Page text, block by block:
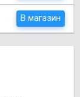
В магазин